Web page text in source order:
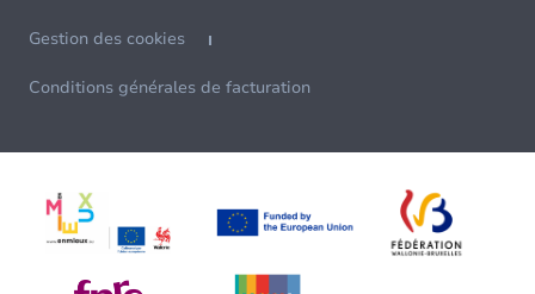
Gestion des cookies
Conditions générales de facturation